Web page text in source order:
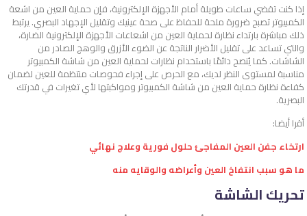
إذا كنت تقضي ساعات طويلة أمام الأجهزة الإلكترونية، فإن حماية العين من اشعة
الكمبيوتر تصبح ضرورة ملحة للحفاظ على صحة عينيك وتقليل الإجهاد البصري. يرتبط
ذلك مباشرة بارتداء نظارة لحماية العين من اشعاعات الأجهزة الإلكترونية الضارة،
والتي تساعد على تقليل الأضرار الناتجة عن الضوء الأزرق والوهج الصادر من
الشاشات. كما يُنصح دائمًا باستخدام نظارات لحماية العين من شاشة الكمبيوتر
مناسبة لمستوى النظر لديك، مع الحرص على إجراء فحوصات منتظمة للعين لضمان
كفاءة نظارة حماية العين من شاشة الكمبيوتر ومواكبتها لأي تغيرات في قدرتك
البصرية.
أقرا أيضا:
ارتخاء جفن العين المفاجئ حلول فورية وعلاج نهائي
ما هو سبب انتفاخ العين وأعراضه والوقايه منه
تحريك الشاشة